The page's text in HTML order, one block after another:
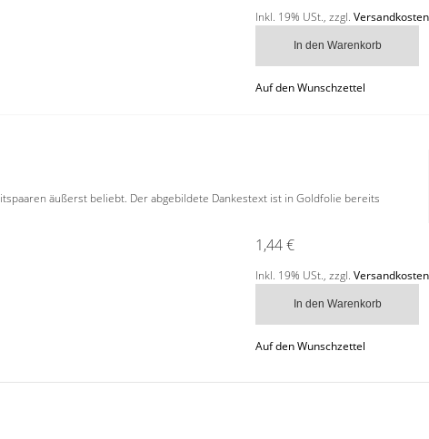
Inkl. 19% USt., zzgl. Versandkosten
In den Warenkorb
Auf den Wunschzettel
äußerst beliebt. Der abgebildete Dankestext ist in Goldfolie bereits
1,44 €
Inkl. 19% USt., zzgl. Versandkosten
In den Warenkorb
Auf den Wunschzettel